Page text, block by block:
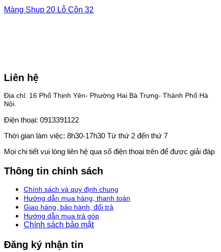
Màng Shup 20 Lỗ Côn 32
Liên hệ
Địa chỉ: 16 Phố Thịnh Yên- Phường Hai Bà Trưng- Thành Phố Hà
Nội.
Điện thoại: 0913391122
Thời gian làm việc: 8h30-17h30 Từ thứ 2 đến thứ 7
Mọi chi tiết vui lòng liên hệ qua số điện thoại trên để được giải đáp
Thông tin chính sách
Chính sách và quy định chung
Hướng dẫn mua hàng, thanh toán
Giao hàng, bảo hành, đổi trả
Hướng dẫn mua trả góp
Chính sách bảo mật
Đăng ký nhận tin